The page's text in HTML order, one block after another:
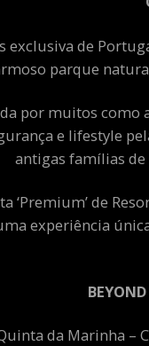
exclusiva de
parque
por muitos como
e lifestyle
antigas famílias de
‘Premium’ de
experiência
da Marinha –